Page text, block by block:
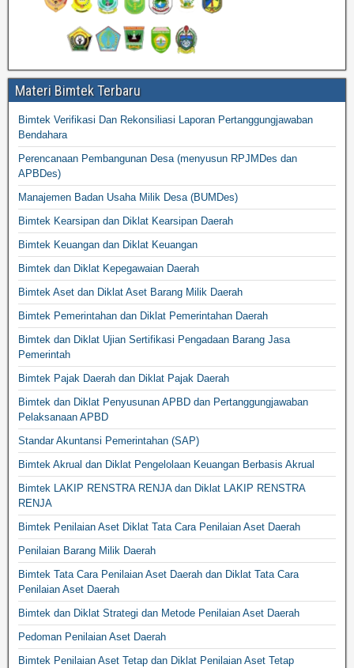
Materi Bimtek Terbaru
Bimtek Verifikasi Dan Rekonsiliasi Laporan Pertanggungjawaban
Bendahara
Perencanaan Pembangunan Desa (menyusun RPJMDes dan
APBDes)
Manajemen Badan Usaha Milik Desa (BUMDes)
Bimtek Kearsipan dan Diklat Kearsipan Daerah
Bimtek Keuangan dan Diklat Keuangan
Bimtek dan Diklat Kepegawaian Daerah
Bimtek Aset dan Diklat Aset Barang Milik Daerah
Bimtek Pemerintahan dan Diklat Pemerintahan Daerah
Bimtek dan Diklat Ujian Sertifikasi Pengadaan Barang Jasa
Pemerintah
Bimtek Pajak Daerah dan Diklat Pajak Daerah
Bimtek dan Diklat Penyusunan APBD dan Pertanggungjawaban
Pelaksanaan APBD
Standar Akuntansi Pemerintahan (SAP)
Bimtek Akrual dan Diklat Pengelolaan Keuangan Berbasis Akrual
Bimtek LAKIP RENSTRA RENJA dan Diklat LAKIP RENSTRA
RENJA
Bimtek Penilaian Aset Diklat Tata Cara Penilaian Aset Daerah
Penilaian Barang Milik Daerah
Bimtek Tata Cara Penilaian Aset Daerah dan Diklat Tata Cara
Penilaian Aset Daerah
Bimtek dan Diklat Strategi dan Metode Penilaian Aset Daerah
Pedoman Penilaian Aset Daerah
Bimtek Penilaian Aset Tetap dan Diklat Penilaian Aset Tetap